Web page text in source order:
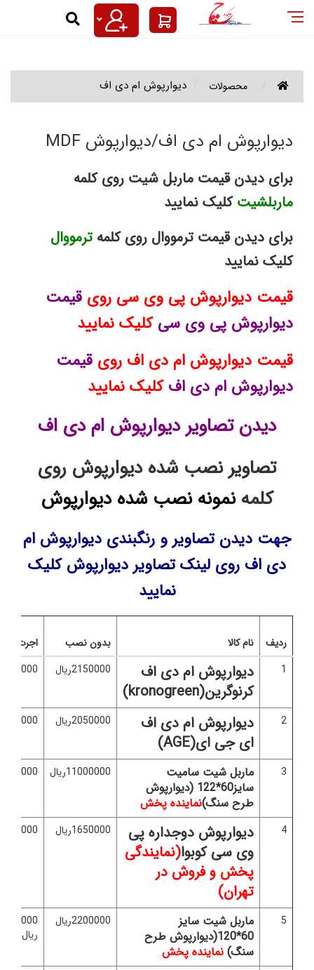
دیوارپوش ام دی اف | دکوراسیون
پخش ونمایندگی دیوارپوش MDF ای جی ای AGE/دیوارکوب ام دی اف کرنوگرین/دیوارپوش پی وی سی33887083_33887082pvcدیوارکوب ام دی اف و پی وی سی عایقی است برای مکان های ادا
محصولات دیوارپوش ام دی اف
دیوارپوش ام دی اف/دیوارپوش MDF
برای دیدن قیمت ماربل شیت روی کلمه
ماربلشیتکلیک نمایید
برای دیدن قیمت ترمووال روی کلمهترمووال
کلیک نمایید
قیمت دیوارپوش پی وی سی روی قیمت
دیوارپوش پی وی سی کلیک نمایید
قیمت دیوارپوش ام دی اف روی قیمت
دیوارپوش ام دی اف کلیک نمایید
دیدن تصاویر دیوارپوش ام دی اف
تصاویر نصب شده دیوارپوش روی
کلمه نمونه نصب شده دیوارپوش
جهت دیدن تصاویر و رنگبندی دیوارپوش ام
دی اف روی لینک تصاویر دیوارپوش کلیک
نمایید
ردیف نام کالا بدون نصب
اجرت
1
دیوارپوش ام دی اف
کرنوگرین(kronogreen)
2150000ریال 500000ریال
2
دیوارپوش ام دی اف
ای جی ای(AGE)
2050000ریال 500000ریال
3
ماربل شیت سامیت
سایز60*122 (دیوارپوش
طرح سنگ)نماینده پخش
11000000ریال
4
دیوارپوش دوجداره پی
وی سی کوبوا(نمایندگی
پخش و فروش در
تهران)
1650000ریال 500000ریال
5
ماربل شیت سایز
60*120(دیوارپوش طرح
سنگ) نماینده پخش
2200000ریال
ریال